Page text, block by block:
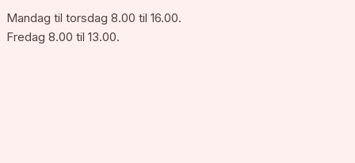
Mandag til torsdag 8.00 til 16.00.
Fredag 8.00 til 13.00.